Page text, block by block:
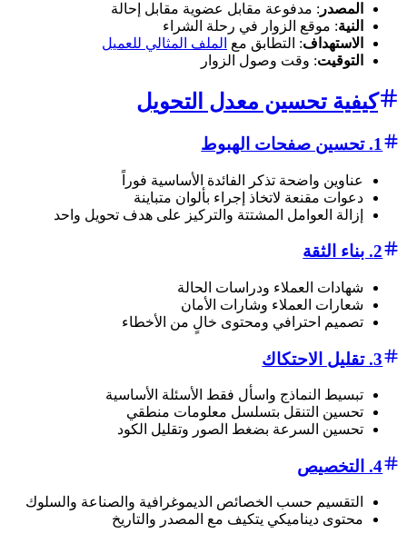
المصدر : مدفوعة مقابل عضوية مقابل إحالة
النية: موقع الزوار في رحلة الشراء
الاستهداف: التطابق مع الملف المثالي للعميل
التوقيت: وقت وصول الزوار
كيفية تحسين معدل التحويل
1. تحسين صفحات الهبوط
عناوين واضحة تذكر الفائدة الأساسية فوراً
دعوات مقنعة لاتخاذ إجراء بألوان متباينة
إزالة العوامل المشتتة والتركيز على هدف تحويل واحد
2. بناء الثقة
شهادات العملاء ودراسات الحالة
شعارات العملاء وشارات الأمان
تصميم احترافي ومحتوى خالٍ من الأخطاء
3. تقليل الاحتكاك
تبسيط النماذج واسأل فقط الأسئلة الأساسية
تحسين التنقل بتسلسل معلومات منطقي
تحسين السرعة بضغط الصور وتقليل الكود
4. التخصيص
التقسيم حسب الخصائص الديموغرافية والصناعة والسلوك
محتوى ديناميكي يتكيف مع المصدر والتاريخ